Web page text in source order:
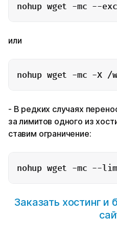
nohup wget -mc --
или
nohup wget -mc -X
- В редких случаях
за лимитов одного из
ставим ограничение:
nohup wget -mc --
Заказать хостинг и